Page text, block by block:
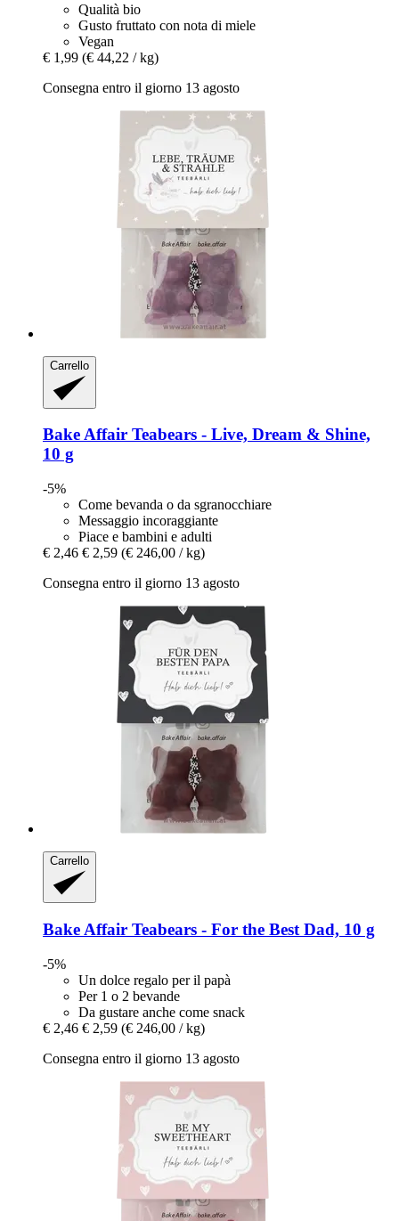
Qualità bio
Gusto fruttato con nota di miele
Vegan
€ 1,99 (€ 44,22 / kg)
Consegna entro il giorno 13 agosto
Carrello
Bake Affair Teabears -​ Live, Dream & Shine,
10 g
-5%
Come bevanda o da sgranocchiare
Messaggio incoraggiante
Piace e bambini e adulti
€ 2,46 € 2,59 (€ 246,00 / kg)
Consegna entro il giorno 13 agosto
Carrello
Bake Affair Teabears -​ For the Best Dad, 10 g
-5%
Un dolce regalo per il papà
Per 1 o 2 bevande
Da gustare anche come snack
€ 2,46 € 2,59 (€ 246,00 / kg)
Consegna entro il giorno 13 agosto